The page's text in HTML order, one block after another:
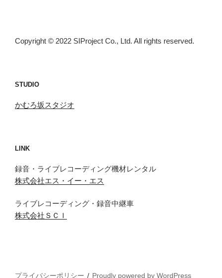
Copyright © 2022 SIProject Co., Ltd. All rights reserved.
STUDIO
かむろ坂スタジオ
LINK
録音・ライブレコーディング機材レンタル
株式会社エス・イー・エス
ライブレコーディング・録音中継車
株式会社ＳＣＩ
プライバシーポリシー Proudly powered by WordPress